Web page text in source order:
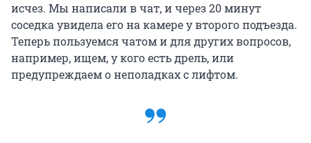
исчез. Мы написали в чат, и через 20 минут
соседка увидела его на камере у второго подъезда.
Теперь пользуемся чатом и для других вопросов,
например, ищем, у кого есть дрель, или
предупреждаем о неполадках с лифтом.